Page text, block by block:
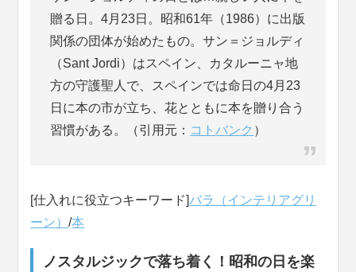
贈る日。4月23日。昭和61年（1986）に出版
関係の団体が始めたもの。サン＝ジョルディ
（Sant Jordi）はスペイン、カタルーニャ地
方の守護聖人で、スペインでは命日の4月23
日に本の市が立ち、花とともに本を贈り合う
習慣がある。（引用元： コトバンク ）
[仕入れに役立つキーワード]バラ（インテリアグリ
ーン）/本
ノスタルジックで落ち着く！昭和の日を楽